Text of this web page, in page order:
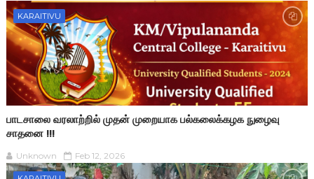
KARAITIVU
பாடசாலை வரலாற்றில் முதன் முறையாக பல்கலைக்கழக நுழைவு
சாதனை !!!
Unknown Feb 12, 2026